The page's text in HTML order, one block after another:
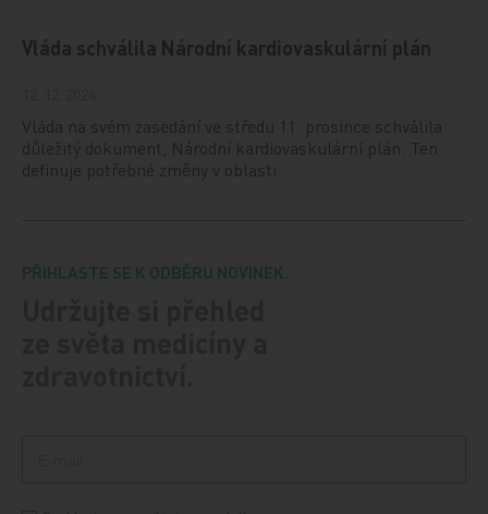
Vláda schválila Národní kardiovaskulární plán
Vláda na svém zasedání ve středu 11. prosince schválila
důležitý dokument, Národní kardiovaskulární plán. Ten
definuje potřebné změny v oblasti…
PŘIHLASTE SE K ODBĚRU NOVINEK.